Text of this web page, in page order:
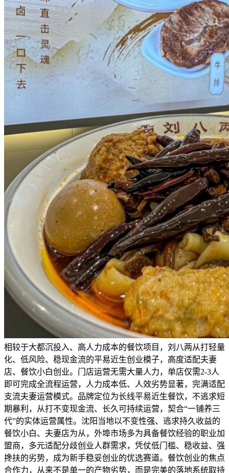
相较于大都沉投入、高人力成本的餐饮项目，刘八两从打轻量
化、低风险、稳现金流的平易近生创业模子，高度适配夫妻
店、餐饮小白创业。门店运营无需大量人力，单店仅需2-3人
即可完成全流程运营，人力成本低、人效劣势显著，完满适配
支流夫妻运营模式。品牌定位为长线平易近生餐饮，不逃求短
期暴利，从打不变现金流、长久可持续运营，契合“一铺养三
代”的实体运营属性。沈阳当地以不变性强、逃求持久收益的
餐饮小白、夫妻店为从，外埠市场多为具备餐饮经验的职业加
盟商，多元适配分歧创业人群需求，凭仗低门槛、稳收益、强
搀扶的劣势，成为新手稳妥创业的优选赛道。餐饮创业的焦点
合作力，从来不是单一的产物劣势，而是完美的落地系统取持